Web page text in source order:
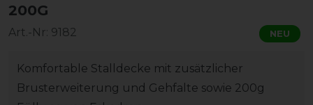
200G
Art.-Nr: 9182 NEU
Komfortable Stalldecke mit zusätzlicher
Brusterweiterung und Gehfalte sowie 200g